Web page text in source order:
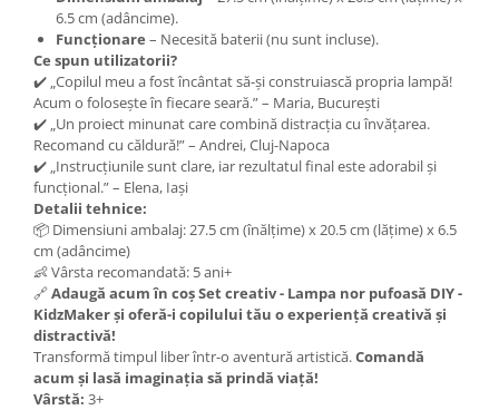
6.5 cm (adâncime).
Funcționare – Necesită baterii (nu sunt incluse).
Ce spun utilizatorii?
✔️ „Copilul meu a fost încântat să-și construiască propria lampă!
Acum o folosește în fiecare seară.” – Maria, București
✔️ „Un proiect minunat care combină distracția cu învățarea.
Recomand cu căldură!” – Andrei, Cluj-Napoca
✔️ „Instrucțiunile sunt clare, iar rezultatul final este adorabil și
funcțional.” – Elena, Iași
Detalii tehnice:
📦 Dimensiuni ambalaj: 27.5 cm (înălțime) x 20.5 cm (lățime) x 6.5
cm (adâncime)
👶 Vârsta recomandată: 5 ani+
🔗Adaugă acum în coș Set creativ - Lampa nor pufoasă DIY -
KidzMaker și oferă-i copilului tău o experiență creativă și
distractivă!
Transformă timpul liber într-o aventură artistică.Comandă
acum și lasă imaginația să prindă viață!
Vârstă: 3+